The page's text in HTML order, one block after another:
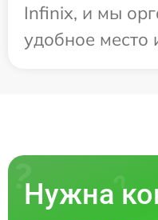
Infinix, и мы
удобное место
Нужна